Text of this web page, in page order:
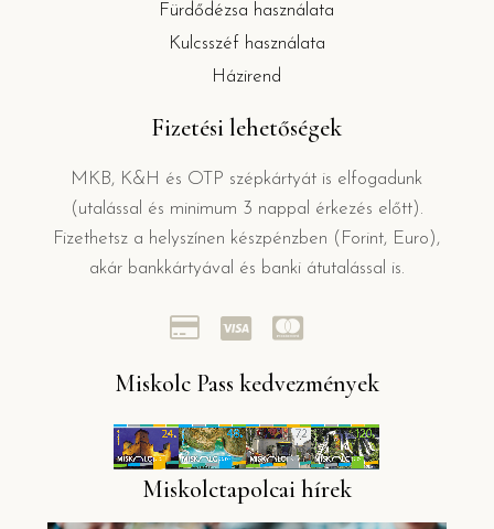
Fürdődézsa használata
Kulcsszéf használata
Házirend
Fizetési lehetőségek
MKB, K&H és OTP szépkártyát is elfogadunk
(utalással és minimum 3 nappal érkezés előtt).
Fizethetsz a helyszínen készpénzben (Forint, Euro),
akár bankkártyával és banki átutalással is.
Miskolc Pass kedvezmények
Miskolctapolcai hírek